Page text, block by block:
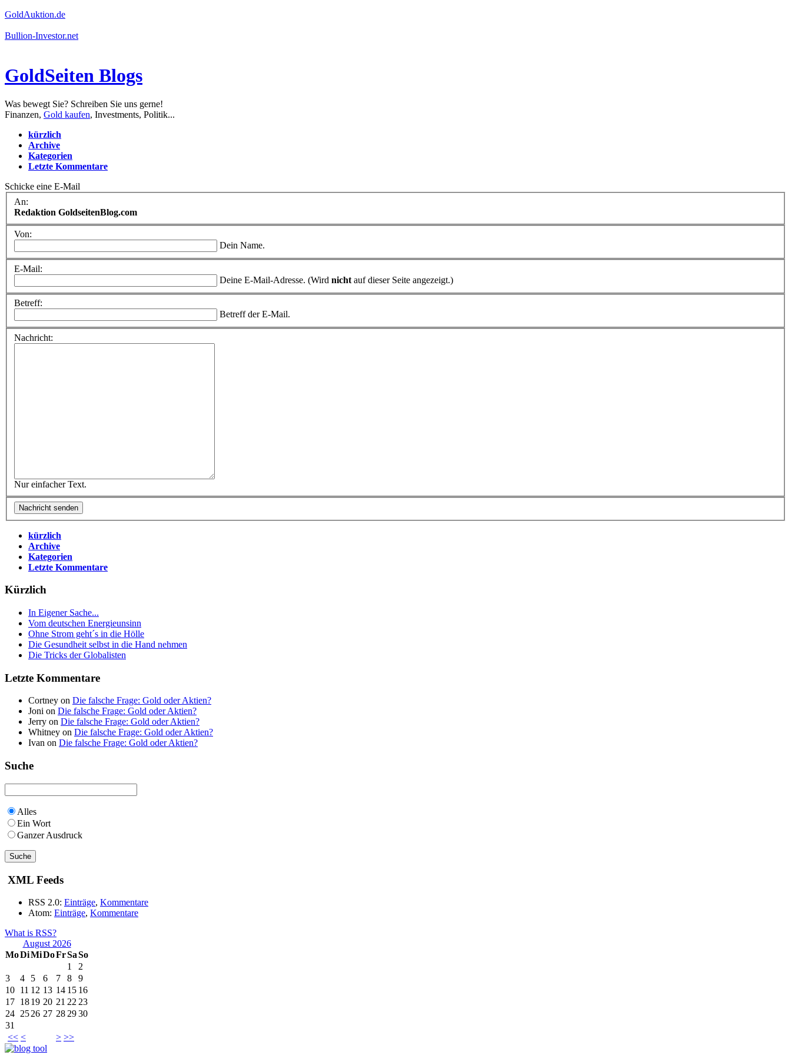
GoldAuktion.de
Bullion-Investor.net
GoldSeiten Blogs
Was bewegt Sie? Schreiben Sie uns gerne!
Finanzen, Gold kaufen, Investments, Politik...
kürzlich
Archive
Kategorien
Letzte Kommentare
Schicke eine E-Mail
An:
Redaktion GoldseitenBlog.com
Von:
Dein Name.
E-Mail:
Deine E-Mail-Adresse. (Wird nicht auf dieser Seite angezeigt.)
Betreff:
Betreff der E-Mail.
Nachricht:
Nur einfacher Text.
kürzlich
Archive
Kategorien
Letzte Kommentare
Kürzlich
In Eigener Sache...
Vom deutschen Energieunsinn
Ohne Strom geht´s in die Hölle
Die Gesundheit selbst in die Hand nehmen
Die Tricks der Globalisten
Letzte Kommentare
Cortney on Die falsche Frage: Gold oder Aktien?
Joni on Die falsche Frage: Gold oder Aktien?
Jerry on Die falsche Frage: Gold oder Aktien?
Whitney on Die falsche Frage: Gold oder Aktien?
Ivan on Die falsche Frage: Gold oder Aktien?
Suche
Alles
Ein Wort
Ganzer Ausdruck
XML Feeds
RSS 2.0: Einträge, Kommentare
Atom: Einträge, Kommentare
What is RSS?
August 2026
MoDiMiDoFrSaSo
<< < > >>
1
2
3
4 5 6 7 8
9
10 11 12 13 14 15 16
17 1819 20 21 22 23
24 2526 27 28 2930
31